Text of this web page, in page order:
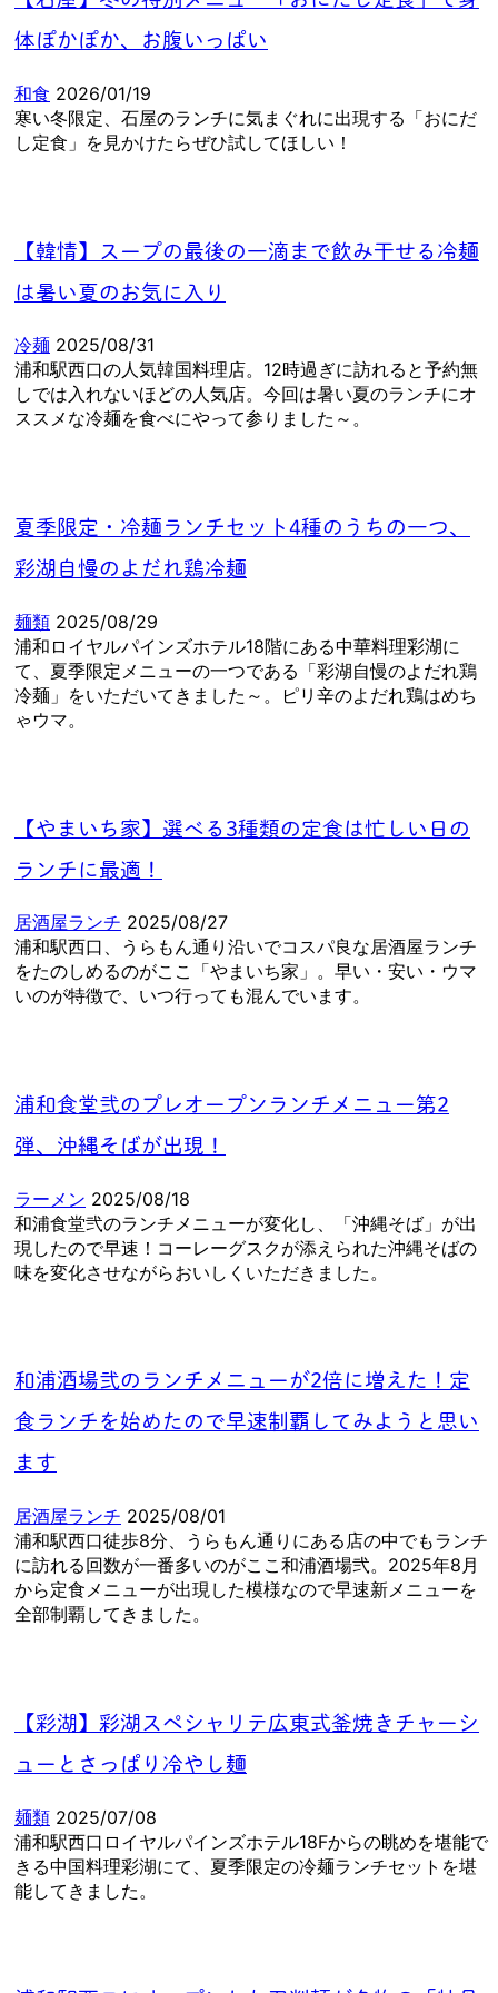
体ぽかぽか、お腹いっぱい
和食 2026/01/19
寒い冬限定、石屋のランチに気まぐれに出現する「おにだ
し定食」を見かけたらぜひ試してほしい！
【韓情】スープの最後の一滴まで飲み干せる冷麺
は暑い夏のお気に入り
冷麺 2025/08/31
浦和駅西口の人気韓国料理店。12時過ぎに訪れると予約無
しでは入れないほどの人気店。今回は暑い夏のランチにオ
ススメな冷麺を食べにやって参りました～。
夏季限定・冷麺ランチセット4種のうちの一つ、
彩湖自慢のよだれ鶏冷麺
麺類 2025/08/29
浦和ロイヤルパインズホテル18階にある中華料理彩湖に
て、夏季限定メニューの一つである「彩湖自慢のよだれ鶏
冷麺」をいただいてきました～。ピリ辛のよだれ鶏はめち
ゃウマ。
【やまいち家】選べる3種類の定食は忙しい日の
ランチに最適！
居酒屋ランチ 2025/08/27
浦和駅西口、うらもん通り沿いでコスパ良な居酒屋ランチ
をたのしめるのがここ「やまいち家」。早い・安い・ウマ
いのが特徴で、いつ行っても混んでいます。
浦和食堂弐のプレオープンランチメニュー第2
弾、沖縄そばが出現！
ラーメン 2025/08/18
和浦食堂弐のランチメニューが変化し、「沖縄そば」が出
現したので早速！コーレーグスクが添えられた沖縄そばの
味を変化させながらおいしくいただきました。
和浦酒場弐のランチメニューが2倍に増えた！定
食ランチを始めたので早速制覇してみようと思い
ます
居酒屋ランチ 2025/08/01
浦和駅西口徒歩8分、うらもん通りにある店の中でもランチ
に訪れる回数が一番多いのがここ和浦酒場弐。2025年8月
から定食メニューが出現した模様なので早速新メニューを
全部制覇してきました。
【彩湖】彩湖スペシャリテ広東式釜焼きチャーシ
ューとさっぱり冷やし麺
麺類 2025/07/08
浦和駅西口ロイヤルパインズホテル18Fからの眺めを堪能で
きる中国料理彩湖にて、夏季限定の冷麺ランチセットを堪
能してきました。